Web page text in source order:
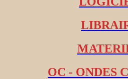
OC - ONDES